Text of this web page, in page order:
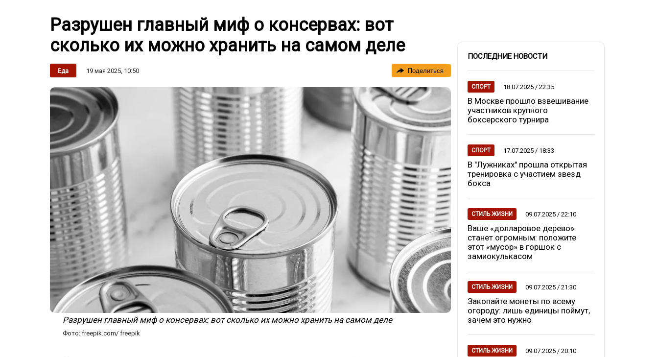
Разрушен главный миф о консервах: вот
сколько их можно хранить на самом деле
Еда 19 мая 2025, 10:50 Поделиться
Разрушен главный миф о консервах: вот сколько их можно хранить на самом деле
Фото: freepik.com/ freepik
ПОСЛЕДНИЕ НОВОСТИ
СПОРТ 18.07.2025 / 22:35
В Москве прошло взвешивание
участников крупного
боксерского турнира
СПОРТ 17.07.2025 / 18:33
В "Лужниках" прошла открытая
тренировка с участием звезд
бокса
СТИЛЬ ЖИЗНИ 09.07.2025 / 22:10
Ваше «долларовое дерево»
станет огромным: положите
этот «мусор» в горшок с
замиокулькасом
СТИЛЬ ЖИЗНИ 09.07.2025 / 21:30
Закопайте монеты по всему
огороду: лишь единицы поймут,
зачем это нужно
СТИЛЬ ЖИЗНИ 09.07.2025 / 20:10